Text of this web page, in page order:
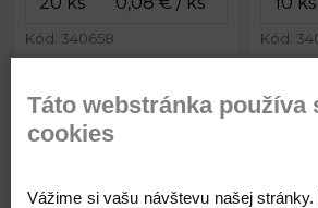
Kód: 340658
€
Kód:
Táto webstránka používa
cookies
Vážime si vašu návštevu našej